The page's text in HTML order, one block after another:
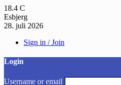
18.4 C
Esbjerg
28. juli 2026
Sign in / Join
Login
Username or email